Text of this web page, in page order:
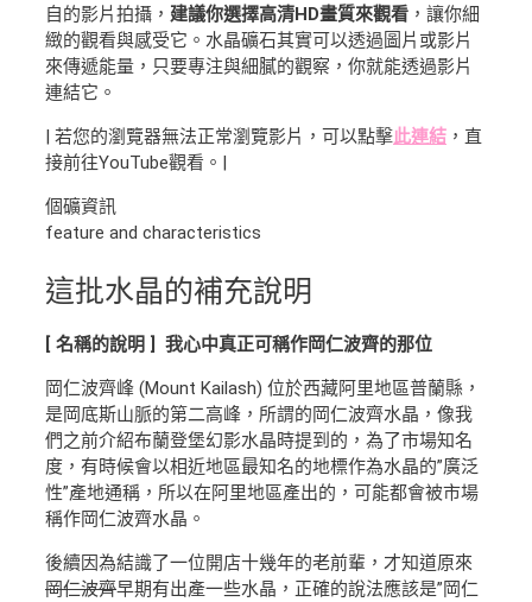
自的影片拍攝， 建議你選擇高清HD畫質來觀看 ，讓你細
緻的觀看與感受它。水晶礦石其實可以透過圖片或影片
來傳遞能量，只要專注與細膩的觀察，你就能透過影片
連結它。
| 若您的瀏覽器無法正常瀏覽影片，可以點擊此連結 ，直
接前往YouTube觀看。|
個礦資訊
feature and characteristics
這批水晶的補充說明
[ 名稱的說明 ] 我心中真正可稱作岡仁波齊的那位
岡仁波齊峰 (Mount Kailash) 位於西藏阿里地區普蘭縣，
是岡底斯山脈的第二高峰，所謂的岡仁波齊水晶，像我
們之前介紹布蘭登堡幻影水晶時提到的，為了市場知名
度，有時候會以相近地區最知名的地標作為水晶的”廣泛
性”產地通稱，所以在阿里地區產出的，可能都會被市場
稱作岡仁波齊水晶。
後續因為結識了一位開店十幾年的老前輩，才知道原來
岡仁波齊早期有出產一些水晶，正確的說法應該是”岡仁